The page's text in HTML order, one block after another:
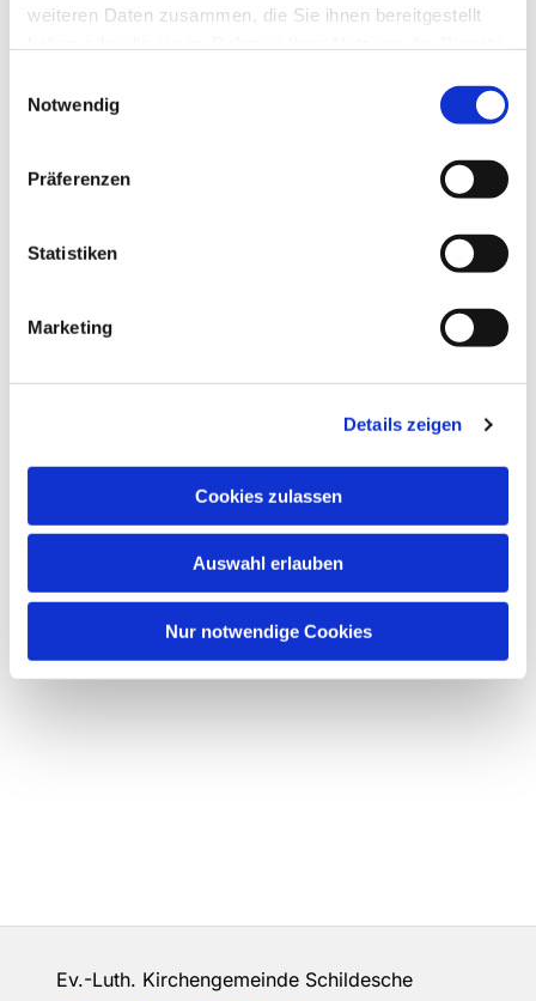
weiteren Daten zusammen, die Sie ihnen bereitgestellt
Notwendig
Präferenzen
Statistiken
Marketing
Details zeigen
Cookies zulassen
Auswahl erlauben
Nur notwendige Cookies
Ev.-Luth. Kirchengemeinde Schildesche